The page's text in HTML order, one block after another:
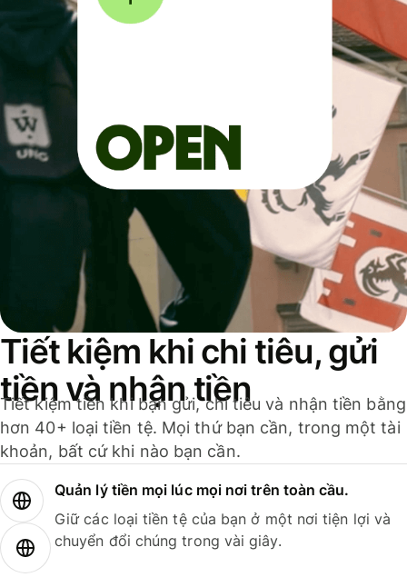
Tiết kiệm khi chi tiêu, gửi
tiền và nhận tiền
Tiết kiệm tiền khi bạn gửi, chi tiêu và nhận tiền bằng
hơn 40+ loại tiền tệ. Mọi thứ bạn cần, trong một tài
khoản, bất cứ khi nào bạn cần.
Quản lý tiền mọi lúc mọi nơi trên toàn cầu.
Giữ các loại tiền tệ của bạn ở một nơi tiện lợi và
chuyển đổi chúng trong vài giây.